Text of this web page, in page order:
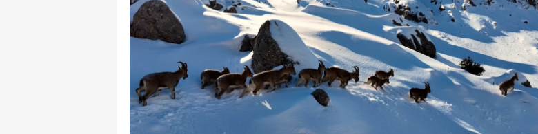
Bilecik
Bingöl
Bitlis
Bolu
Burdur